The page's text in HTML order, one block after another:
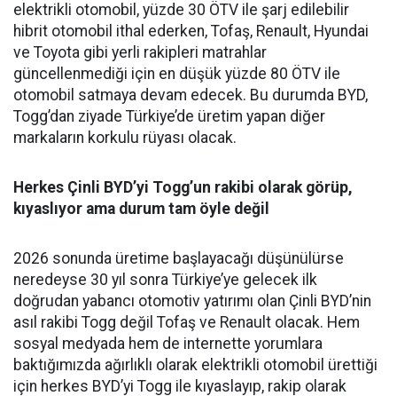
elektrikli otomobil, yüzde 30 ÖTV ile şarj edilebilir
hibrit otomobil ithal ederken, Tofaş, Renault, Hyundai
ve Toyota gibi yerli rakipleri matrahlar
güncellenmediği için en düşük yüzde 80 ÖTV ile
otomobil satmaya devam edecek. Bu durumda BYD,
Togg’dan ziyade Türkiye’de üretim yapan diğer
markaların korkulu rüyası olacak.
Herkes Çinli BYD’yi Togg’un rakibi olarak görüp,
kıyaslıyor ama durum tam öyle değil
2026 sonunda üretime başlayacağı düşünülürse
neredeyse 30 yıl sonra Türkiye’ye gelecek ilk
doğrudan yabancı otomotiv yatırımı olan Çinli BYD’nin
asıl rakibi Togg değil Tofaş ve Renault olacak. Hem
sosyal medyada hem de internette yorumlara
baktığımızda ağırlıklı olarak elektrikli otomobil ürettiği
için herkes BYD’yi Togg ile kıyaslayıp, rakip olarak